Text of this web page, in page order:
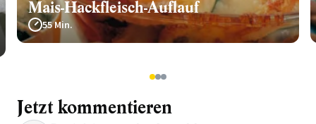
Mais-Hackfleisch-Auflauf
55 Min.
123
Jetzt kommentieren